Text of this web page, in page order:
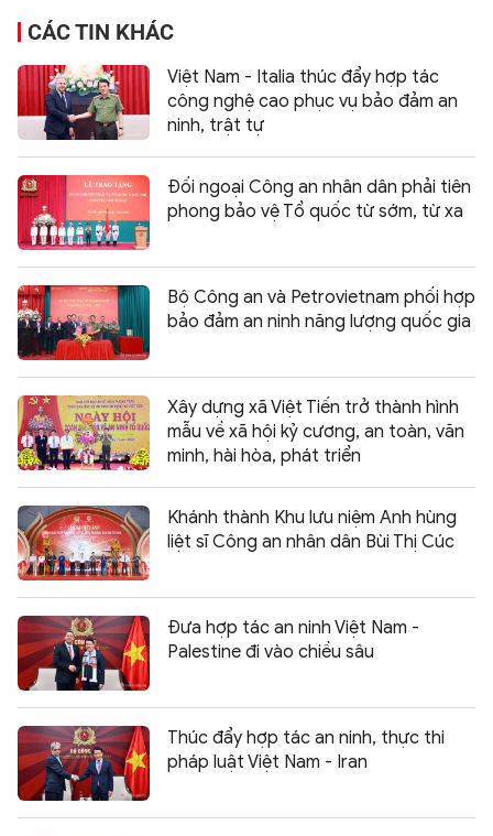
CÁC TIN KHÁC
Việt Nam - Italia thúc đẩy hợp tác
công nghệ cao phục vụ bảo đảm an
ninh, trật tự
Đối ngoại Công an nhân dân phải tiên
phong bảo vệ Tổ quốc từ sớm, từ xa
Bộ Công an và Petrovietnam phối hợp
bảo đảm an ninh năng lượng quốc gia
Xây dựng xã Việt Tiến trở thành hình
mẫu về xã hội kỷ cương, an toàn, văn
minh, hài hòa, phát triển
Khánh thành Khu lưu niệm Anh hùng
liệt sĩ Công an nhân dân Bùi Thị Cúc
Đưa hợp tác an ninh Việt Nam -
Palestine đi vào chiều sâu
Thúc đẩy hợp tác an ninh, thực thi
pháp luật Việt Nam - Iran